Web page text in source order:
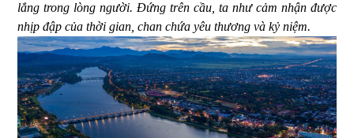
lắng trong lòng người. Đứng trên cầu, ta như cảm nhận được
nhịp đập của thời gian, chan chứa yêu thương và kỷ niệm.